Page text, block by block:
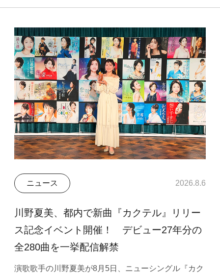
ニュース 2026.8.6
川野夏美、都内で新曲『カクテル』リリー
ス記念イベント開催！ デビュー27年分の
全280曲を一挙配信解禁
演歌歌手の川野夏美が8月5日、ニューシングル『カク